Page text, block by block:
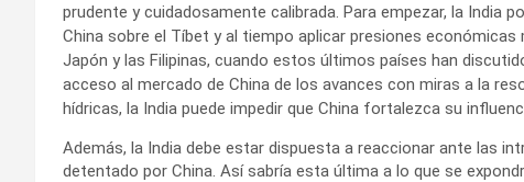
prudente y cuidadosamente calibrada. Para empezar, la India
China sobre el Tíbet y al tiempo aplicar presiones
Japón y las Filipinas, cuando estos últimos países han
acceso al mercado de China de los avances con miras a la
hídricas, la India puede impedir que China fortalezca su
Además, la India debe estar dispuesta a reaccionar ante las
detentado por China. Así sabría esta última a lo que se